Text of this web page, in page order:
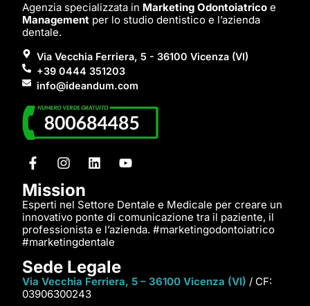
Agenzia specializzata in Marketing Odontoiatrico e
Management per lo studio dentistico e l’azienda
dentale.
Via Vecchia Ferriera, 5 - 36100 Vicenza (VI)
+39 0444 351203
info@ideandum.com
Mission
Esperti nel Settore Dentale e Medicale per creare un
innovativo ponte di comunicazione tra il paziente, il
professionista e l’azienda. #marketingodontoiatrico
#marketingdentale
Sede Legale
Via Vecchia Ferriera, 5 – 36100 Vicenza (VI) / CF:
03906300243